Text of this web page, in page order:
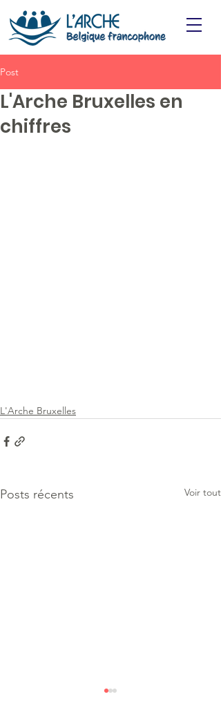
Post
L'Arche Bruxelles en
chiffres
L'Arche Bruxelles
Posts récents Voir tout